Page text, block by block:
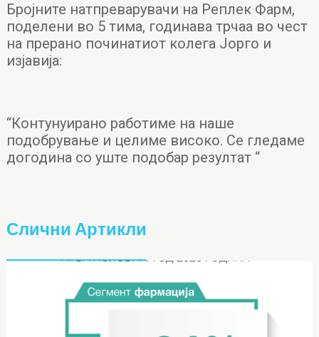
Бројните натпреварувачи на Реплек Фарм,
поделени во 5 тима, годинава трчаа во чест
на прерано починатиот колега Јорго и
изјавија:
“Контунуирано работиме на наше
подобрување и целиме високо. Се гледаме
догодина со уште подобар резултат “
Слични Артикли